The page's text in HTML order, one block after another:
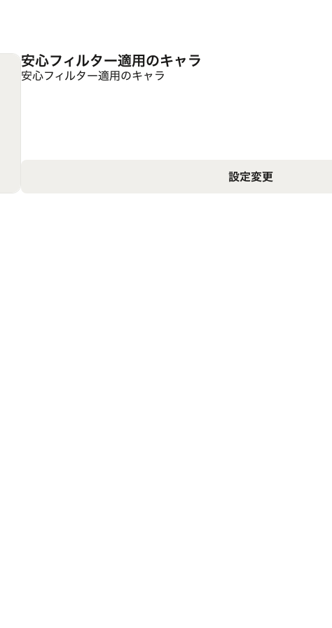
安心フィルター適用のキャラ
安心フィルター適用のキャラ
設定変更